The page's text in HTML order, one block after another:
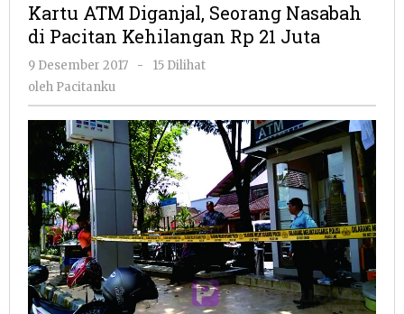
Seorang
Nasabah
di
Kehilangan
21
Juta
Kartu ATM Diganjal, Seorang Nasabah
di Pacitan Kehilangan Rp 21 Juta
9 Desember 2017
oleh
-
15 Dilihat
oleh Pacitanku